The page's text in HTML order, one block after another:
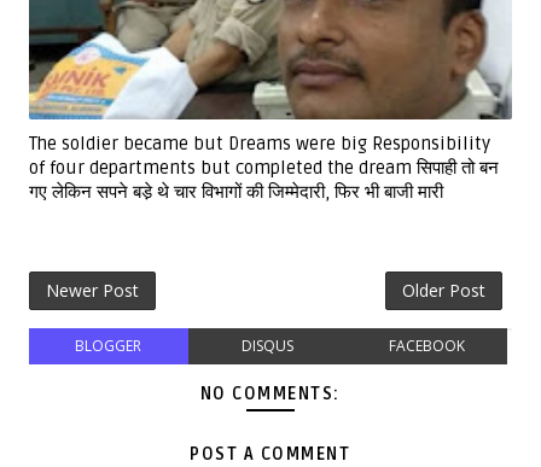
The soldier became but Dreams were big Responsibility
of four departments but completed the dream सिपाही तो बन
गए लेकिन सपने बडे़ थे चार विभागों की जिम्मेदारी, फिर भी बाजी मारी
Newer Post Older Post
BLOGGER DISQUS FACEBOOK
NO COMMENTS:
POST A COMMENT